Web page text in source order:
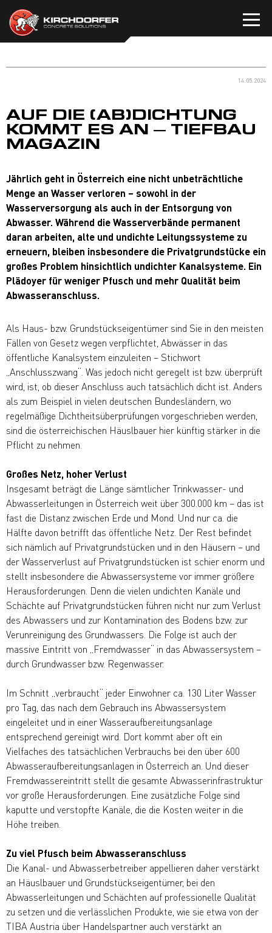
Inhalt
springen
14.05.2024
AUF DIE (AB)DICHTUNG
KOMMT ES AN – TIEFBAU
MAGAZIN
Jährlich geht in Österreich eine nicht unbeträchtliche
Menge an Wasser verloren – sowohl in der
Wasserversorgung als auch in der Entsorgung von
Abwasser. Während die Wasserverbände permanent
daran arbeiten, alte und undichte Leitungssysteme zu
erneuern, bleiben insbesondere die Privatgrundstücke ein
großes Problem hinsichtlich undichter Kanalsysteme. Ein
Plädoyer für weniger Pfusch und mehr Qualität beim
Abwasseranschluss.
Als Haus- bzw. Grundstückseigentümer sind Sie in den meisten
Fällen von Gesetz wegen verpflichtet, Abwässer in das
öffentliche Kanalsystem einzuleiten – Stichwort
„Anschlusszwang“. Was jedoch nicht geregelt ist bzw. überprüft
wird, ist, ob dieser Anschluss auch tatsächlich dicht ist. Anders
als zum Beispiel in vielen deutschen Bundesländern, wo
regelmäßige Dichtheitsüberprüfungen vorgeschrieben werden,
sind die österreichischen Häuslbauer hier künftig stärker in die
Pflicht zu nehmen.
Großes Netz, hoher Verlust
Insgesamt beträgt die Länge sämtlicher Trinkwasser- und
Abwasserleitungen in Österreich weit über 300.000 km – das ist
fast die Distanz zwischen Erde und Mond. Und nur ca. die
Hälfte davon betrifft das öffentliche Netz. Der Rest befindet
sich nämlich auf Privatgrundstücken und in den Häusern – und
der Wasserverlust auf Privatgrundstücken ist schier enorm und
stellt insbesondere die Abwassersysteme vor immer größere
Herausforderungen. Denn die vielen undichten Kanäle und
Schächte auf Privatgrundstücken führen nicht nur zum Verlust
des Abwassers und zur Kontamination des Bodens bzw. zur
Verunreinigung des Grundwassers. Die Folge ist auch der
massive Eintritt von „Fremdwasser“ in das Abwassersystem –
durch Grundwasser bzw. Regenwasser.
Im Schnitt „verbraucht“ jeder Einwohner ca. 130 Liter Wasser
pro Tag, das nach dem Gebrauch ins Abwassersystem
eingeleitet und in einer Wasseraufbereitungsanlage
entsprechend gereinigt wird. Dort kommt aber oft ein
Vielfaches des tatsächlichen Verbrauchs bei den über 600
Abwasseraufbereitungsanlagen in Österreich an. Und dieser
Fremdwassereintritt stellt die gesamte Abwasserinfrastruktur
vor große Herausforderungen. Eine zusätzliche Folge sind
kaputte und verstopfte Kanäle, die die Kosten weiter in die
Höhe treiben.
Zu viel Pfusch beim Abwasseranschluss
Die Kanal- und Abwasserbetreiber appellieren daher verstärkt
an Häuslbauer und Grundstückseigentümer, bei den
Abwasserleitungen und Schächten auf professionelle Qualität
zu setzen und die verlässlichen Produkte, wie sie etwa von der
TIBA Austria über Handelspartner auch verstärkt an